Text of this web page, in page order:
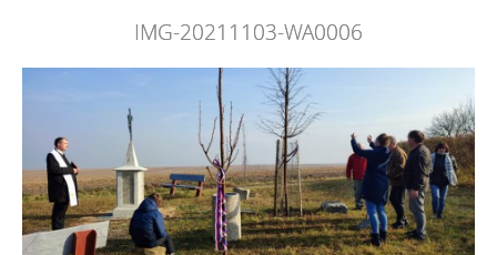
IMG-20211103-WA0006